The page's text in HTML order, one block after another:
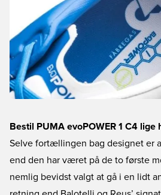
Bestil PUMA evoPOWER 1 C4 lige
Selve fortællingen bag designet er
end den har været på de to første
nemlig bevidst valgt at gå i en lidt